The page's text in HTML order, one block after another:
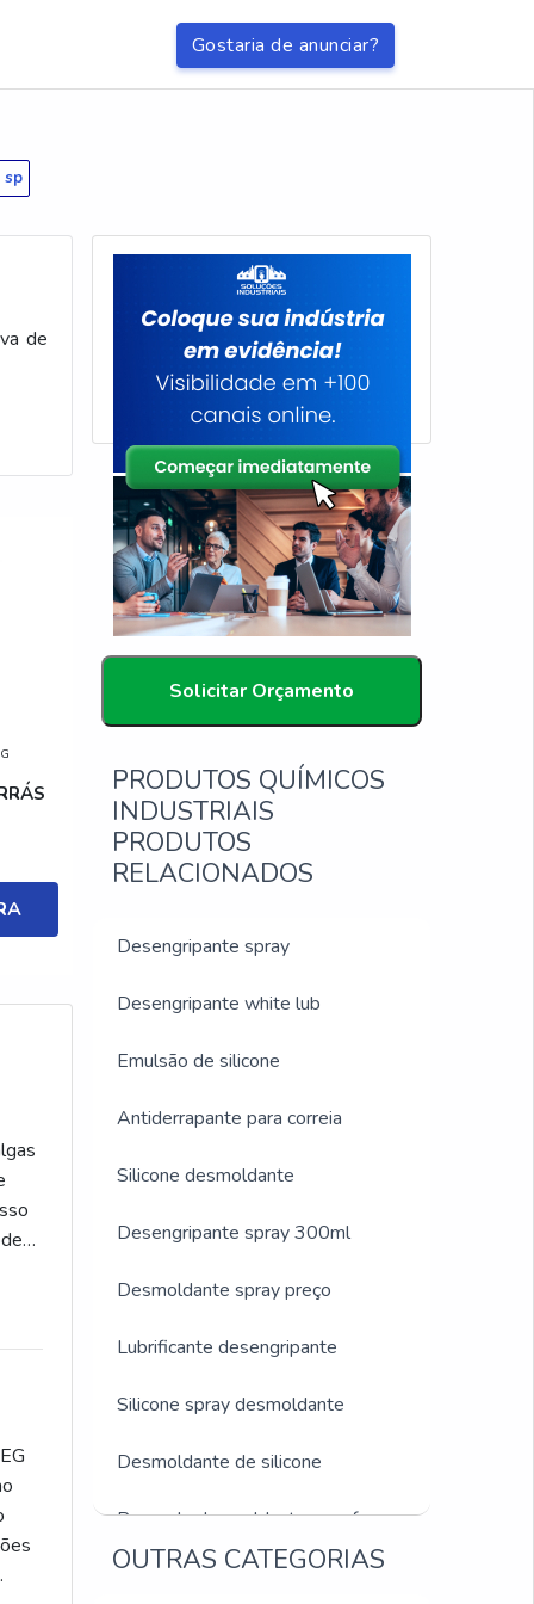
Gostaria de anunciar?
sp
de
Solicitar Orçamento
PRODUTOS QUÍMICOS
INDUSTRIAIS
PRODUTOS
RELACIONADOS
Desengripante spray
Desengripante white lub
Emulsão de silicone
Antiderrapante para correia
Silicone desmoldante
Desengripante spray 300ml
Desmoldante spray preço
Lubrificante desengripante
Silicone spray desmoldante
Desmoldante de silicone
Preço de desmoldante para forma
Silicone desmoldante spray
OUTRAS CATEGORIAS